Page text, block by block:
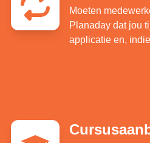
Moeten
Planaday dat jou
applicatie en,